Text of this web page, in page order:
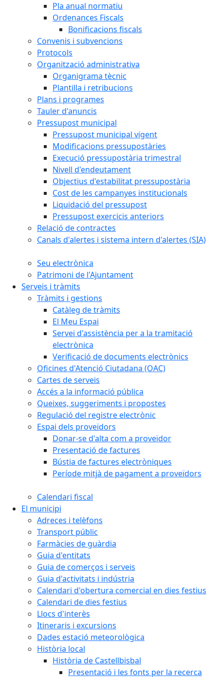
Pla anual normatiu
Ordenances Fiscals
Bonificacions fiscals
Convenis i subvencions
Protocols
Organització administrativa
Organigrama tècnic
Plantilla i retribucions
Plans i programes
Tauler d'anuncis
Pressupost municipal
Pressupost municipal vigent
Modificacions pressupostàries
Execució pressupostària trimestral
Nivell d'endeutament
Objectius d'estabilitat pressupostària
Cost de les campanyes institucionals
Liquidació del pressupost
Pressupost exercicis anteriors
Relació de contractes
Canals d'alertes i sistema intern d'alertes (SIA)
Seu electrònica
Patrimoni de l'Ajuntament
Serveis i tràmits
Tràmits i gestions
Catàleg de tràmits
El Meu Espai
Servei d'assistència per a la tramitació
electrònica
Verificació de documents electrònics
Oficines d'Atenció Ciutadana (OAC)
Cartes de serveis
Accés a la informació pública
Queixes, suggeriments i propostes
Regulació del registre electrònic
Espai dels proveïdors
Donar-se d'alta com a proveïdor
Presentació de factures
Bústia de factures electròniques
Període mitjà de pagament a proveïdors
Calendari fiscal
El municipi
Adreces i telèfons
Transport públic
Farmàcies de guàrdia
Guia d'entitats
Guia de comerços i serveis
Guia d'activitats i indústria
Calendari d'obertura comercial en dies festius
Calendari de dies festius
Llocs d'interès
Itineraris i excursions
Dades estació meteorològica
Història local
Història de Castellbisbal
Presentació i les fonts per la recerca